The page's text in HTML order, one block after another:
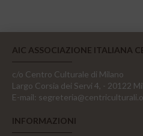
AIC ASSOCIAZIONE ITALIANA
c/o Centro Culturale di Milano
Largo Corsia dei Servi 4, - 20122
E-mail:
INFORMAZIONI